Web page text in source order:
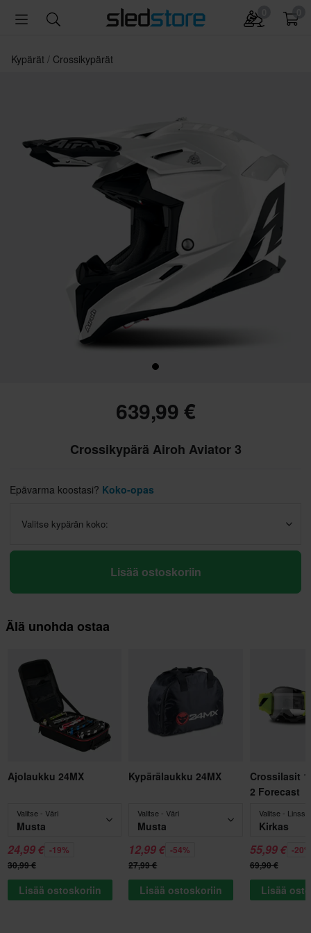
Kypärät Crossikypärät
639,99 €
Crossikypärä Airoh Aviator 3
Epävarma koostasi? Koko-opas
Valitse kypärän koko:
Lisää ostoskoriin
Älä unohda ostaa
Ajolaukku 24MX
Valitse - Väri
Musta
24,99 € -19%
30,99 €
Lisää ostoskoriin
Kypärälaukku 24MX
Valitse - Väri
Musta
12,99 € -54%
27,99 €
Lisää ostoskoriin
Crossilasit
2 Forecast
Valitse -
Kirkas
55,99 € -20%
69,90 €
Lisää